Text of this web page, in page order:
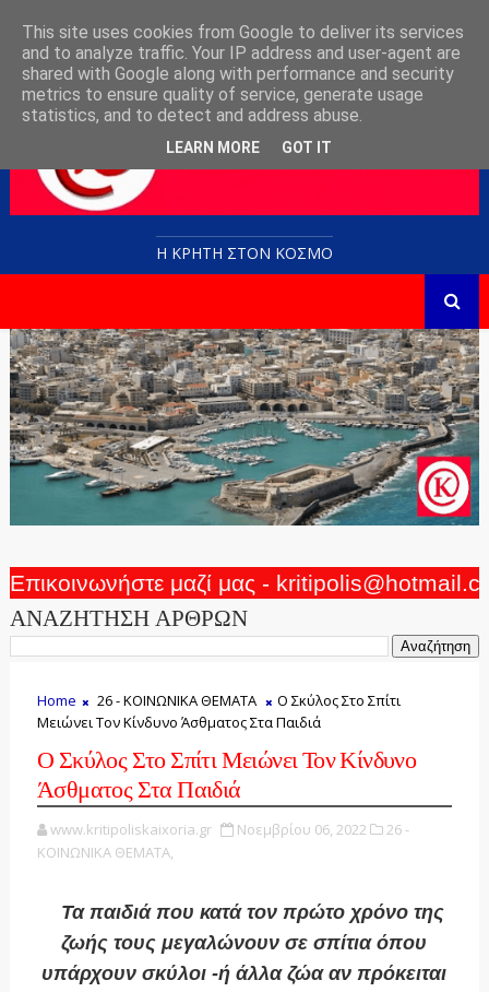
Η ΚΡΗΤΗ ΣΤΟN KOΣΜΟ
Επικοινωνήστε μαζί μας -
ΑΝΑΖΗΤΗΣΗ ΑΡΘΡΩΝ
Home 26 - ΚΟΙΝΩΝΙΚΑ ΘΕΜΑΤΑ
Ο Σκύλος Στο Σπίτι
Μειώνει Τον Κίνδυνο Άσθματος Στα Παιδιά
Ο Σκύλος Στο Σπίτι Μειώνει Τον Κίνδυνο
Άσθματος Στα Παιδιά
www.kritipoliskaixoria.gr Νοεμβρίου 06, 2022
26 -
ΚΟΙΝΩΝΙΚΑ ΘΕΜΑΤΑ,
Τα παιδιά που κατά τον πρώτο χρόνο της
ζωής τους μεγαλώνουν σε σπίτια όπου
υπάρχουν σκύλοι -ή άλλα ζώα αν πρόκειται
This site uses cookies from Google to deliver its services
and to analyze traffic. Your IP address and user-agent are
shared with Google along with performance and security
metrics to ensure quality of service, generate usage
statistics, and to detect and address abuse.
LEARN MORE GOT IT